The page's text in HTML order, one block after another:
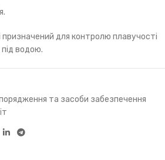
для контролю плавучості
водою.
та засоби забезпечення